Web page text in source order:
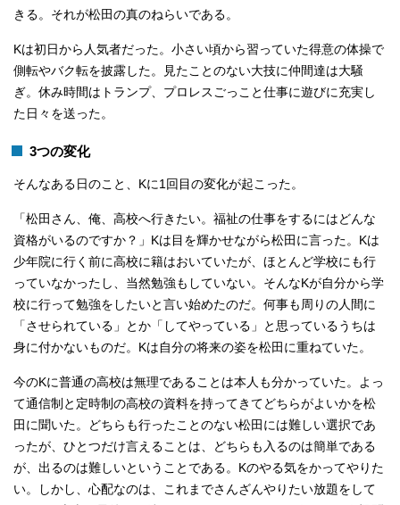
きる。それが松田の真のねらいである。
Kは初日から人気者だった。小さい頃から習っていた得意の体操で
側転やバク転を披露した。見たことのない大技に仲間達は大騒
ぎ。休み時間はトランプ、プロレスごっこと仕事に遊びに充実し
た日々を送った。
3つの変化
そんなある日のこと、Kに1回目の変化が起こった。
「松田さん、俺、高校へ行きたい。福祉の仕事をするにはどんな
資格がいるのですか？」Kは目を輝かせながら松田に言った。Kは
少年院に行く前に高校に籍はおいていたが、ほとんど学校にも行
っていなかったし、当然勉強もしていない。そんなKが自分から学
校に行って勉強をしたいと言い始めたのだ。何事も周りの人間に
「させられている」とか「してやっている」と思っているうちは
身に付かないものだ。Kは自分の将来の姿を松田に重ねていた。
今のKに普通の高校は無理であることは本人も分かっていた。よっ
て通信制と定時制の高校の資料を持ってきてどちらがよいかを松
田に聞いた。どちらも行ったことのない松田には難しい選択であ
ったが、ひとつだけ言えることは、どちらも入るのは簡単である
が、出るのは難しいということである。Kのやる気をかってやりた
い。しかし、心配なのは、これまでさんざんやりたい放題をして